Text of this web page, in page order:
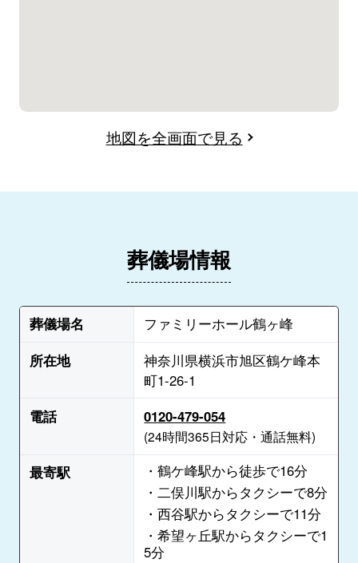
地図を全画面で見る
葬儀場情報
葬儀場名
ファミリーホール鶴ヶ峰
所在地
神奈川県横浜市旭区鶴ケ峰本
町1-26-1
電話
0120-479-054
(24時間365日対応・通話無料)
最寄駅
・鶴ケ峰駅から徒歩で16分
・二俣川駅からタクシーで8分
・西谷駅からタクシーで11分
・希望ヶ丘駅からタクシーで1
5分